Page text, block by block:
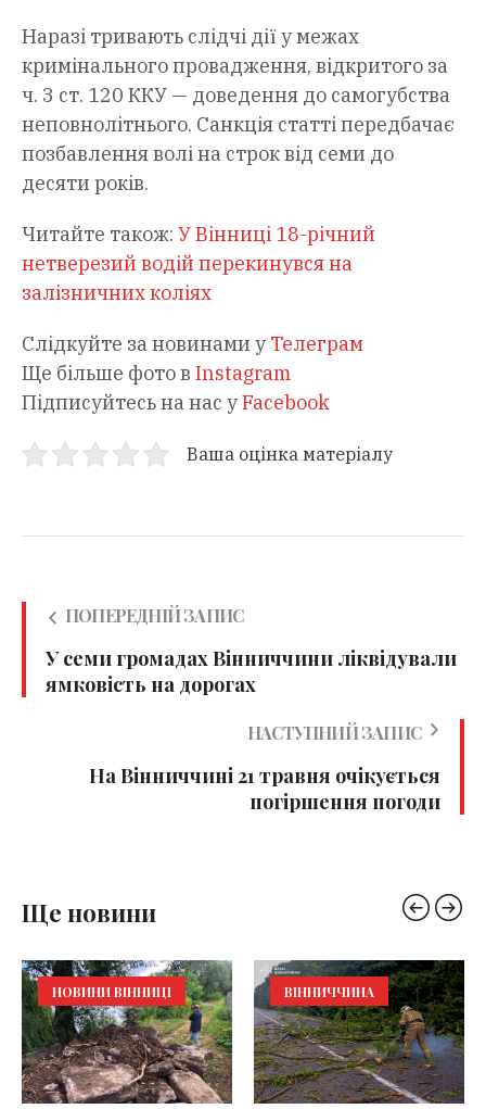
Наразі тривають слідчі дії у межах
кримінального провадження, відкритого за
ч. 3 ст. 120 ККУ — доведення до самогубства
неповнолітнього. Санкція статті передбачає
позбавлення волі на строк від семи до
десяти років.
Читайте також: У Вінниці 18-річний
нетверезий водій перекинувся на
залізничних коліях
Слідкуйте за новинами у Телеграм
Ще більше фото в Instagram
Підписуйтесь на нас уFacebook
Ваша оцінка матеріалу
ПОПЕРЕДНІЙ ЗАПИС
У семи громадах Вінниччини ліквідували
ямковість на дорогах
НАСТУПНИЙ ЗАПИС
На Вінниччині 21 травня очікується
погіршення погоди
Ще новини
НОВИНИ ВІННИЦІ ВІННИЧЧИНА